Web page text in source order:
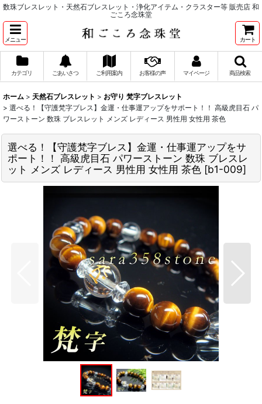
数珠ブレスレット・天然石ブレスレット・浄化アイテム・クラスター等 販売店 和
ごころ念珠堂
メニュー カート
カテゴリ ごあいさつ ご利用案内 お客様の声 マイページ 商品検索
ホーム > 天然石ブレスレット > お守り 梵字ブレスレット
> 選べる！【守護梵字ブレス】金運・仕事運アップをサポート！！ 高級虎目石 パ
ワーストーン 数珠 ブレスレット メンズ レディース 男性用 女性用 茶色
選べる！【守護梵字ブレス】金運・仕事運アップをサ
ポート！！ 高級虎目石 パワーストーン 数珠 ブレスレ
ット メンズ レディース 男性用 女性用 茶色 [b1-009]